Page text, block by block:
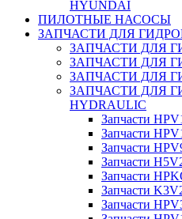
HYUNDAI
ПИЛОТНЫЕ НАСОСЫ
ЗАПЧАСТИ ДЛЯ
ЗАПЧАСТИ ДЛЯ
ЗАПЧАСТИ ДЛЯ
ЗАПЧАСТИ ДЛЯ
ЗАПЧАСТИ ДЛЯ
HYDRAULIC
Запчасти
Запчасти
Запчасти
Запчасти
Запчасти
Запчасти
Запчасти